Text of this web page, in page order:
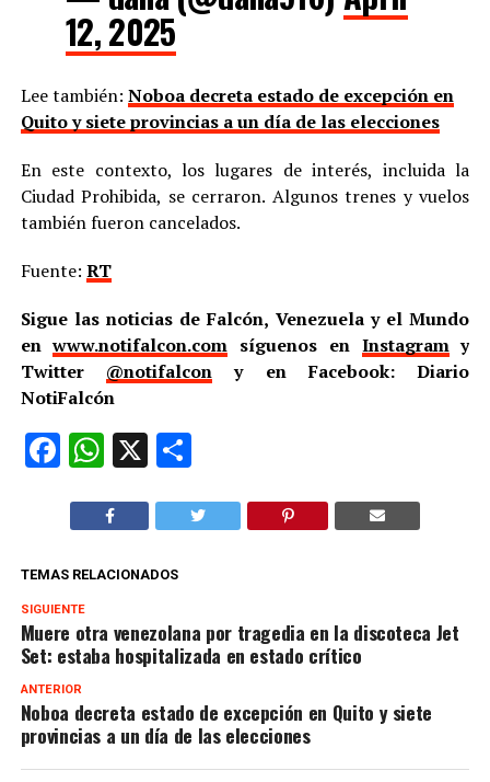
12, 2025
Lee también: Noboa decreta estado de excepción en
Quito y siete provincias a un día de las elecciones
En este contexto, los lugares de interés, incluida la
Ciudad Prohibida, se cerraron. Algunos trenes y vuelos
también fueron cancelados.
Fuente: RT
Sigue las noticias de Falcón, Venezuela y el Mundo
enwww.notifalcon.com síguenos en Instagramy
Twitter @notifalcon y en Facebook: Diario
NotiFalcón
Facebook
WhatsApp
X Compartir
TEMAS RELACIONADOS
SIGUIENTE
Muere otra venezolana por tragedia en la discoteca Jet
Set: estaba hospitalizada en estado crítico
ANTERIOR
Noboa decreta estado de excepción en Quito y siete
provincias a un día de las elecciones